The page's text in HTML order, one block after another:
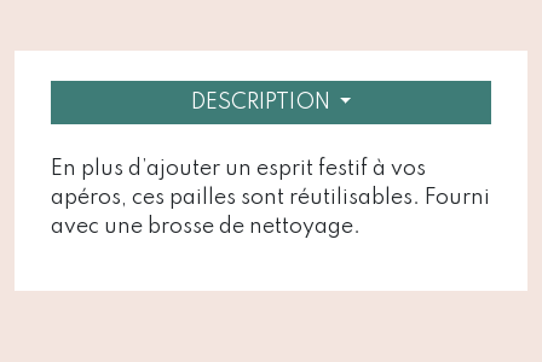
DESCRIPTION
En plus d’ajouter un esprit festif à vos
apéros, ces pailles sont réutilisables. Fourni
avec une brosse de nettoyage.